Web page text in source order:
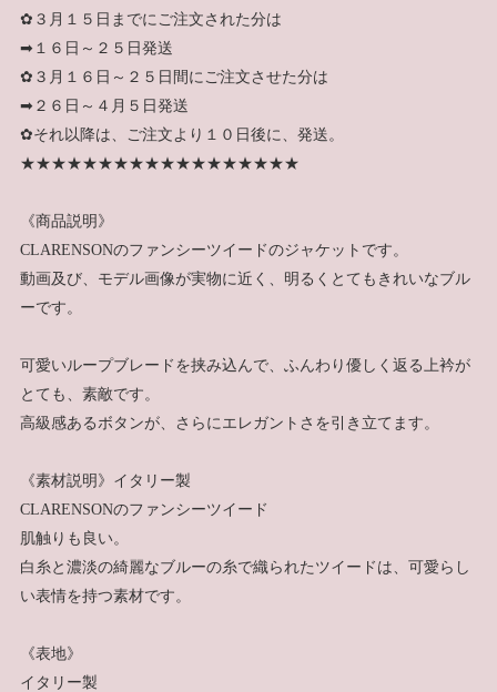
✿３月１５日までにご注文された分は
➡１６日～２５日発送
✿３月１６日～２５日間にご注文させた分は
➡２６日～４月５日発送
✿それ以降は、ご注文より１０日後に、発送。
★★★★★★★★★★★★★★★★★★
《商品説明》
CLARENSONのファンシーツイードのジャケットです。
動画及び、モデル画像が実物に近く、明るくとてもきれいなブル
ーです。
可愛いループブレードを挟み込んで、ふんわり優しく返る上衿が
とても、素敵です。
高級感あるボタンが、さらにエレガントさを引き立てます。
《素材説明》イタリー製
CLARENSONのファンシーツイード
肌触りも良い。
白糸と濃淡の綺麗なブルーの糸で織られたツイードは、可愛らし
い表情を持つ素材です。
《表地》
イタリー製